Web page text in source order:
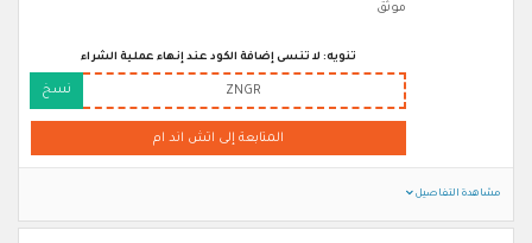
موثق
تنويه: لا تنسى إضافة الكود عند إنهاء عملية الشراء
ZNGR نسخ
المتابعة إلى اتش اند ام
مشاهدة التفاصيل